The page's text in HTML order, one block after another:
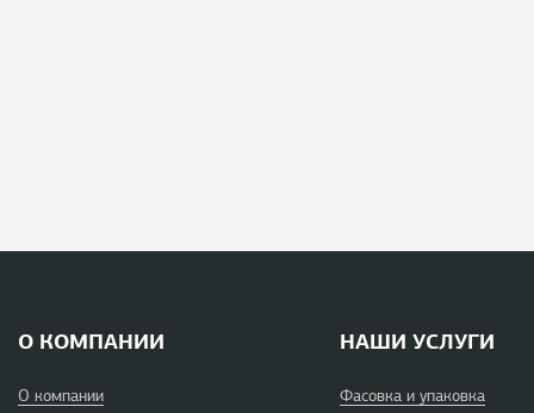
О КОМПАНИИ
О компании
НАШИ УСЛУГИ
Фасовка и упаковка